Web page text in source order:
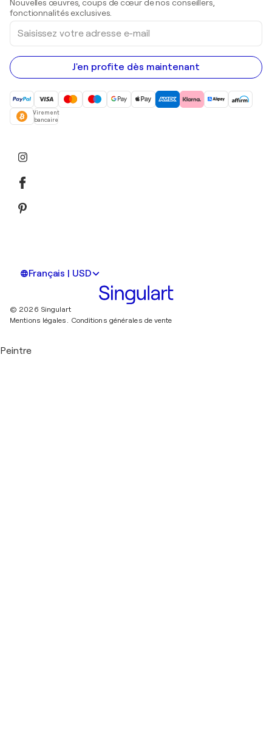
Peintures acryliques
Nouvelles œuvres, coups de cœur de nos conseillers,
fonctionnalités exclusives.
Saisissez
votre
adresse
e-
mail
J'en profite dès maintenant
Virement
bancaire
Français | USD
© 2026 Singulart
Mentions légales.
Conditions générales de vente
Peintre